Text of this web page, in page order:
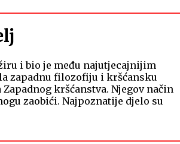
i bio je među najutjecajnijim
zapadnu filozofiju i kršćansku
kršćanstva. Njegov način
zaobići. Najpoznatije djelo su